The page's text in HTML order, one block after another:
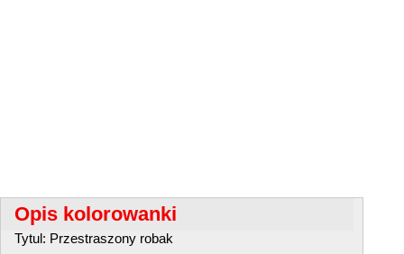
Opis kolorowanki
Tytul: Przestraszony robak